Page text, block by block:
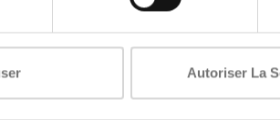
Autoriser La
travailliez la force, la masse musculaire ou
la résistance à votre objectif. C'est le type
meilleures salles de sport. Curieux de
à câbles